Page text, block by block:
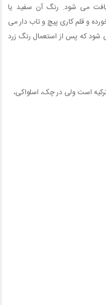
می شود. رنگ آن سفید یا
و قلم کاری پیچ و تاب دار می
شود که پس از استعمال رنگ زرد
است ولی در چک، اسلواکی،